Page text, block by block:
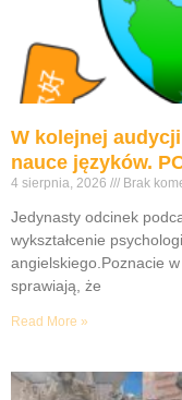
W kolejnej
nauce języków.
4 sierpnia, 2026 Brak
Jedynasty odcinek
wykształcenie
angielskiego.Poznacie
sprawiają, że
Read More »